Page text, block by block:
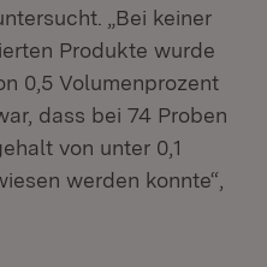
„Bei keiner
Produkte wurde
0,5 Volumenprozent
dass bei 74 Proben
von unter 0,1
werden konnte“,